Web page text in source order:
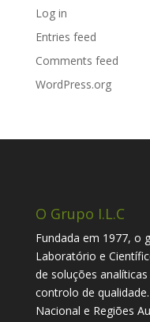
Log in
Entries feed
Comments feed
WordPress.org
O Grupo I.L.C
Fundada em 1977, o
Laboratório e
de soluções
controlo de
Nacional e Regiões